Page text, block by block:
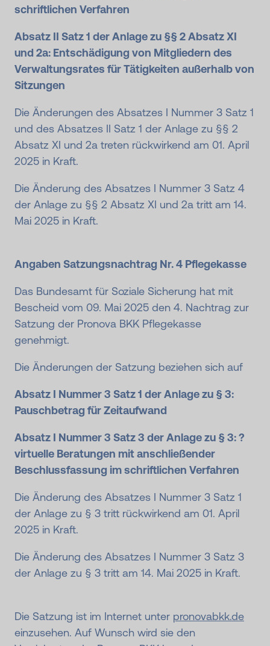
schriftlichen Verfahren
Absatz II Satz 1 der Anlage zu §§ 2 Absatz XI
und 2a: Entschädigung von Mitgliedern des
Verwaltungsrates für Tätigkeiten außerhalb von
Sitzungen
Die Änderungen des Absatzes I Nummer 3 Satz 1
und des Absatzes II Satz 1 der Anlage zu §§ 2
Absatz XI und 2a treten rückwirkend am 01. April
2025 in Kraft.
Die Änderung des Absatzes I Nummer 3 Satz 4
der Anlage zu §§ 2 Absatz XI und 2a tritt am 14.
Mai 2025 in Kraft.
Angaben Satzungsnachtrag Nr. 4 Pflegekasse
Das Bundesamt für Soziale Sicherung hat mit
Bescheid vom 09. Mai 2025 den 4. Nachtrag zur
Satzung der Pronova BKK Pflegekasse
genehmigt.
Die Änderungen der Satzung beziehen sich auf
Absatz I Nummer 3 Satz 1 der Anlage zu § 3:
Pauschbetrag für Zeitaufwand
Absatz I Nummer 3 Satz 3 der Anlage zu § 3: ?
virtuelle Beratungen mit anschließender
Beschlussfassung im schriftlichen Verfahren
Die Änderung des Absatzes I Nummer 3 Satz 1
der Anlage zu § 3 tritt rückwirkend am 01. April
2025 in Kraft.
Die Änderung des Absatzes I Nummer 3 Satz 3
der Anlage zu § 3 tritt am 14. Mai 2025 in Kraft.
Die Satzung ist im Internet unter pronovabkk.de
einzusehen. Auf Wunsch wird sie den